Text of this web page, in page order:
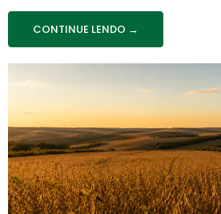
CONTINUE LENDO →